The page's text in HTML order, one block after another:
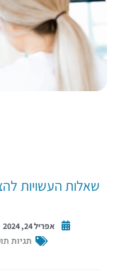
שאלות העשויות
אפריל 24, 2024
תגיות